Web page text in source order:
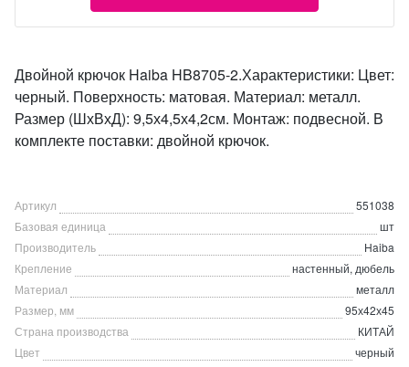
Двойной крючок Haiba HB8705-2.Характеристики: Цвет:
черный. Поверхность: матовая. Материал: металл.
Размер (ШхВхД): 9,5х4,5х4,2см. Монтаж: подвесной. В
комплекте поставки: двойной крючок.
Артикул
551038
Базовая единица
шт
Производитель
Haiba
Крепление
настенный, дюбель
Материал
металл
Размер, мм
95х42х45
Страна производства
КИТАЙ
Цвет
черный